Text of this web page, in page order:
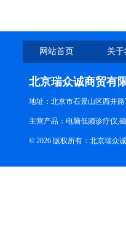
网站首页 关
北京瑞众诚商贸有
地址：北京市石景山区西井路
主营产品：电脑低频诊疗仪,
© 2026 版权所有：北京瑞众